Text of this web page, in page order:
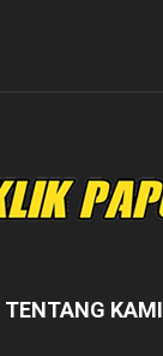
TENTANG KAMI